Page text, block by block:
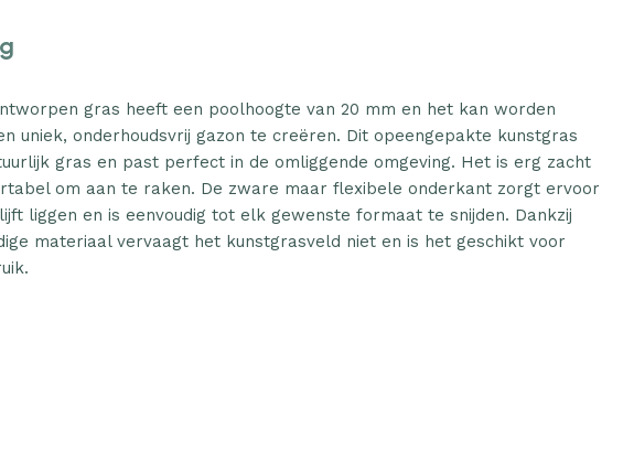
gras heeft een poolhoogte van 20 mm en het kan worden
uniek, onderhoudsvrij gazon te creëren. Dit opeengepakte kunstgras
gras en past perfect in de omliggende omgeving. Het is erg zacht
om aan te raken. De zware maar flexibele onderkant zorgt ervoor
liggen en is eenvoudig tot elk gewenste formaat te snijden. Dankzij
materiaal vervaagt het kunstgrasveld niet en is het geschikt voor